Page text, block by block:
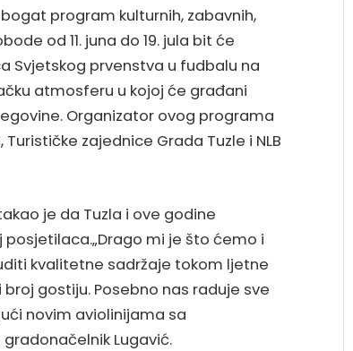
program kulturnih, zabavnih,
od 11. juna do 19. jula bit će
Svjetskog prvenstva u fudbalu na
atmosferu u kojoj će građani
Organizator ovog programa
zajednice Grada Tuzle i NLB
je da Tuzla i ove godine
mi je što ćemo i
kvalitetne sadržaje tokom ljetne
gostiju. Posebno nas raduje sve
novim aviolinijama sa
Lugavić.